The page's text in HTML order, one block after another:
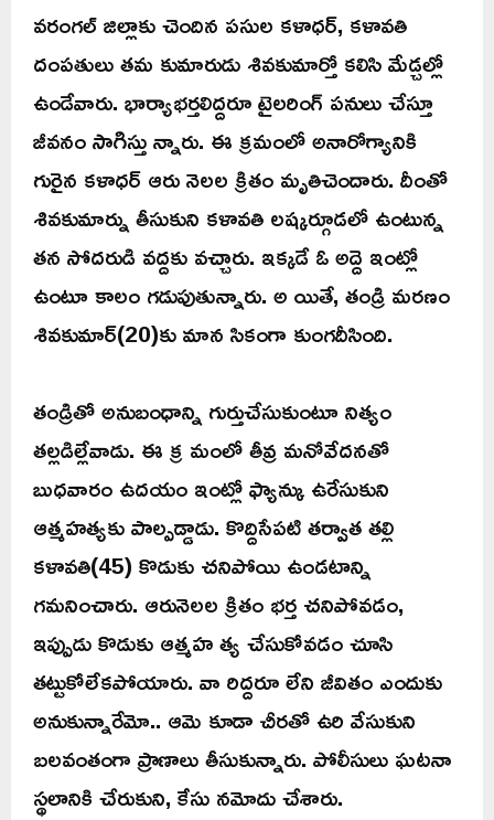
వరంగల్ జిల్లాకు చెందిన పసుల కళాధర్, కళావతి
దంపతులు తమ కుమారుడు శివకుమార్తో కలిసి మేడ్చల్లో
ఉండేవారు. భార్యాభర్తలిద్దరూ టైలరింగ్ పనులు చేస్తూ
జీవనం సాగిస్తు న్నారు. ఈ క్రమంలో అనారోగ్యానికి
గురైన కళాధర్ ఆరు నెలల క్రితం మృతిచెందారు. దీంతో
శివకుమార్ను తీసుకుని కళావతి లష్కర్గూడలో ఉంటున్న
తన సోదరుడి వద్దకు వచ్చారు. ఇక్కడే ఓ అద్దె ఇంట్లో
ఉంటూ కాలం గడుపుతున్నారు. అ యితే, తండ్రి మరణం
శివకుమార్(20)కు మాన సికంగా కుంగదీసింది.
తండ్రితో అనుబంధాన్ని గుర్తుచేసుకుంటూ నిత్యం
తల్లడిల్లేవాడు. ఈ క్ర మంలో తీవ్ర మనోవేదనతో
బుధవారం ఉదయం ఇంట్లో ఫ్యాన్కు ఉరేసుకుని
ఆత్మహత్యకు పాల్పడ్డాడు. కొద్దిసేపటి తర్వాత తల్లి
కళావతి(45) కొడుకు చనిపోయి ఉండటాన్ని
గమనించారు. ఆరునెలల క్రితం భర్త చనిపోవడం,
ఇప్పుడు కొడుకు ఆత్మహ త్య చేసుకోవడం చూసి
తట్టుకోలేకపోయారు. వా రిద్దరూ లేని జీవితం ఎందుకు
అనుకున్నారేమో.. ఆమె కూడా చీరతో ఉరి వేసుకుని
బలవంతంగా ప్రాణాలు తీసుకున్నారు. పోలీసులు ఘటనా
స్థలానికి చేరుకుని, కేసు నమోదు చేశారు.